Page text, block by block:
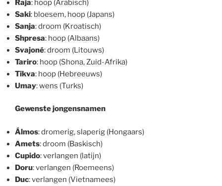
Raja: hoop (Arabisch)
Saki: bloesem, hoop (Japans)
Sanja: droom (Kroatisch)
Shpresa: hoop (Albaans)
Svajoné: droom (Litouws)
Tariro: hoop (Shona, Zuid-Afrika)
Tikva: hoop (Hebreeuws)
Umay: wens (Turks)
Gewenste jongensnamen
Álmos: dromerig, slaperig (Hongaars)
Amets: droom (Baskisch)
Cupido: verlangen (latijn)
Doru: verlangen (Roemeens)
Duc: verlangen (Vietnamees)